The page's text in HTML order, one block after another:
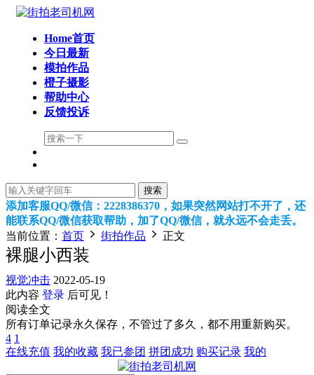
Home首页
今日最新
模拍作品
橙子摄影
帮助中心
反馈投诉
搜索
添加客服QQ/微信：2228386370，如果突然网站打不开了，还
能联系QQ/微信获取帮助，加了QQ/微信，就永远不会走丢。
当前位置： 首页 街拍作品 正文
裸腿小西装
视觉冲击 2022-05-19
此内容 登录 后可见！
阅读全文
所有订单记录永久保存，不管过了多久，都不用重新购买。
4 1
在线充值 我的收藏 我已参团 拼团成功 购买记录 我的